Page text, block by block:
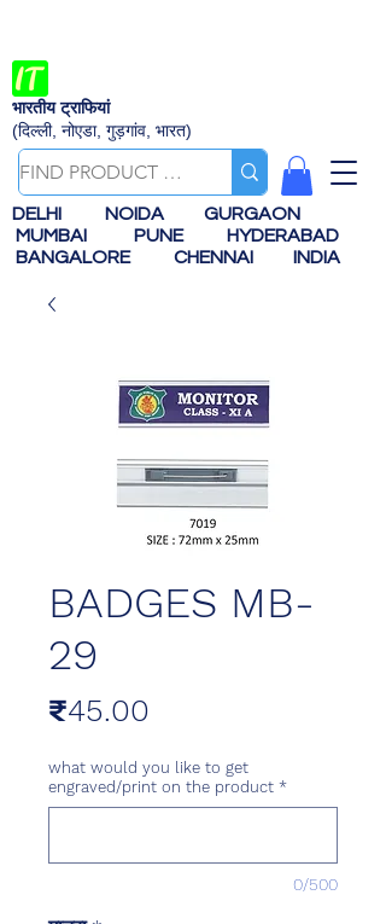
भारतीय ट्राफियां
(दिल्ली, नोएडा, गुड़गांव, भारत)
DELHI NOIDA
GURGAON
MUMBAI
PUNE
HYDERABAD
BANGALORE
CHENNAI INDIA
BADGES MB-
29
₹45.00
what would you like to get
engraved/print on the product *
0/500